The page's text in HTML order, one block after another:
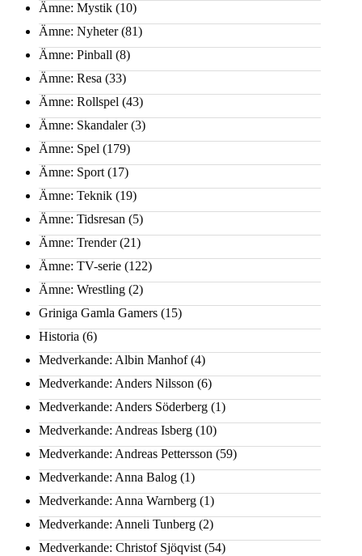
Ämne: Mystik (10)
Ämne: Nyheter(81)
Ämne: Pinball (8)
Ämne: Resa (33)
Ämne: Rollspel (43)
Ämne: Skandaler(3)
Ämne: Spel (179)
Ämne: Sport (17)
Ämne: Teknik (19)
Ämne: Tidsresan (5)
Ämne: Trender(21)
Ämne: TV-serie (122)
Ämne: Wrestling (2)
Griniga Gamla Gamers (15)
Historia (6)
Medverkande: Albin Manhof(4)
Medverkande: Anders Nilsson (6)
Medverkande: Anders Söderberg (1)
Medverkande: Andreas Isberg (10)
Medverkande: Andreas Pettersson (59)
Medverkande: Anna Balog (1)
Medverkande: Anna Warnberg (1)
Medverkande: Anneli Tunberg (2)
Medverkande: Christof Sjöqvist (54)